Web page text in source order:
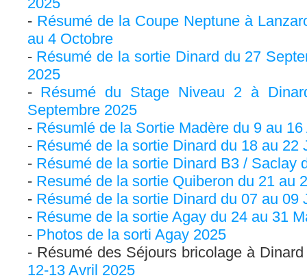
Résumé de la Coupe Neptune à
au 4 Octobre
Résumé de la sortie Dinard du 27
2025
Résumé du Stage Niveau 2 à
Septembre 2025
Résumlé de la Sortie Madère du 9 au 16
Résumé de la sortie Dinard du 18 au 22
Résumé de la sortie Dinard B3 / Saclay
Resumé de la sortie Quiberon du 21 au
Résumé de la sortie Dinard du 07 au 09
Résume de la sortie Agay du 24 au 31
Photos de la sorti Agay 2025
Résumé des Séjours bricolage à
12-13 Avril 2025